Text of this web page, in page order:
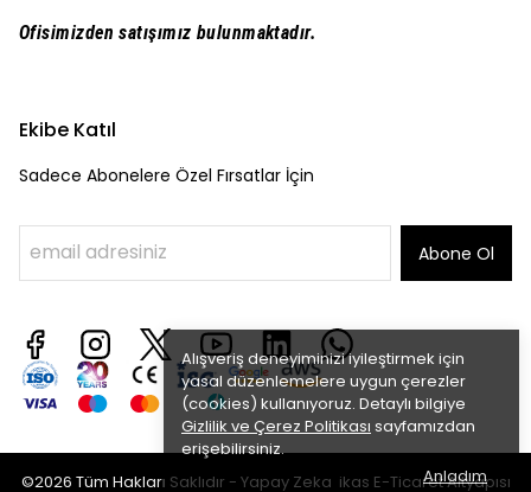
Alışveriş deneyiminizi iyileştirmek için
yasal düzenlemelere uygun çerezler
(cookies) kullanıyoruz. Detaylı bilgiye
Gizlilik ve Çerez Politikası sayfamızdan
erişebilirsiniz.
Anladım
Ofisimizden satışımız bulunmaktadır.
Ekibe Katıl
Sadece Abonelere Özel Fırsatlar İçin
Abone Ol
©2026 Tüm Hakları Saklıdır - Yapay Zeka ikas E-TicaretAltyapısı